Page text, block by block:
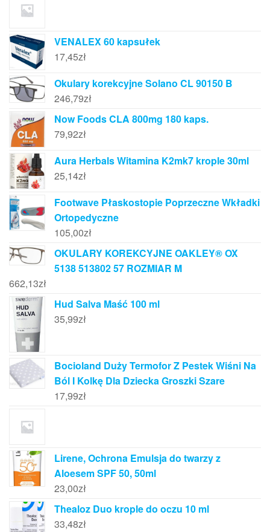
VENALEX 60 kapsułek
17,45zł
Okulary korekcyjne Solano CL 90150 B
246,79zł
Now Foods CLA 800mg 180 kaps.
79,92zł
Aura Herbals Witamina K2mk7 krople 30ml
25,14zł
Footwave Płaskostopie Poprzeczne Wkładki
Ortopedyczne
105,00zł
OKULARY KOREKCYJNE OAKLEY® OX
5138 513802 57 ROZMIAR M
662,13zł
Hud Salva Maść 100 ml
35,99zł
Bocioland Duży Termofor Z Pestek Wiśni Na
Ból I Kolkę Dla Dziecka Groszki Szare
17,99zł
Lirene, Ochrona Emulsja do twarzy z
Aloesem SPF 50, 50ml
23,00zł
Thealoz Duo krople do oczu 10 ml
33,48zł